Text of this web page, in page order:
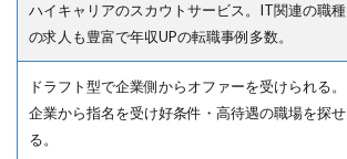
ハイキャリアのスカウトサービス。IT関連の職種
の求人も豊富で年収UPの転職事例多数。
ドラフト型で企業側からオファーを受けられる。
企業から指名を受け好条件・高待遇の職場を探せ
る。